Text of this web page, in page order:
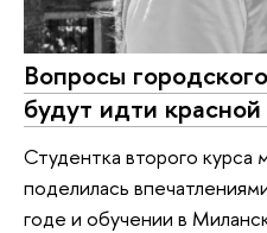
Вопросы
будут идти
Студентка второго курса
поделилась
годе и обучении в